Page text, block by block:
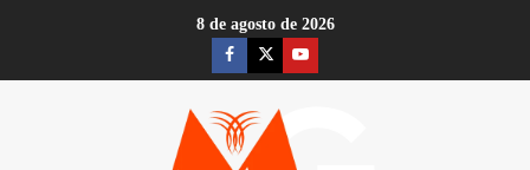
8 de agosto de 2026